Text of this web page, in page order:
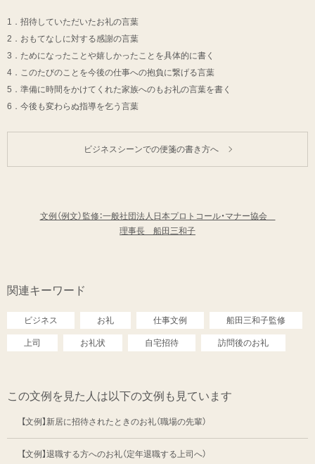
1．招待していただいたお礼の言葉
2．おもてなしに対する感謝の言葉
3．ためになったことや嬉しかったことを具体的に書く
4．このたびのことを今後の仕事への抱負に繋げる言葉
5．準備に時間をかけてくれた家族へのもお礼の言葉を書く
6．今後も変わらぬ指導を乞う言葉
ビジネスシーンでの便箋の書き方へ
文例（例文）監修：一般社団法人日本プロトコール・マナー協会
理事長 船田三和子
関連キーワード
ビジネス お礼 仕事文例 船田三和子監修
上司 お礼状 自宅招待 訪問後のお礼
この文例を見た人は以下の文例も見ています
【文例】新居に招待されたときのお礼（職場の先輩）
【文例】退職する方へのお礼（定年退職する上司へ）